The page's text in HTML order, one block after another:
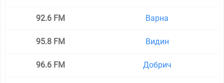
92.6 FM Варна
95.8 FM Видин
96.6 FM Добрич